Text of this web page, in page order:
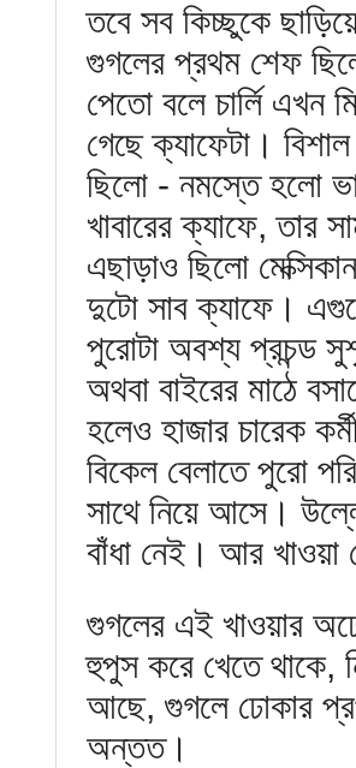
তবে সব কিচ্ছুকে
গুগলের প্রথম শেফ
পেতো বলে চার্লি এখন
গেছে ক্যাফেটা।
ছিলো - নমস্তে হলো
খাবারের ক্যাফে, তার
এছাড়াও ছিলো
দুটো সাব ক্যাফে।
পুরোটা অবশ্য প্রচন্ড
অথবা বাইরের মাঠে
হলেও হাজার চারেক
বিকেল বেলাতে পুরো
সাথে নিয়ে আসে।
বাঁধা নেই। আর
গুগলের এই খাওয়ার
হুপুস করে খেতে থাকে,
আছে, গুগলে ঢোকার
অন্তত।